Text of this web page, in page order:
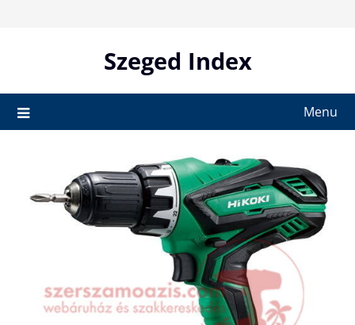
Szeged Index
Menu